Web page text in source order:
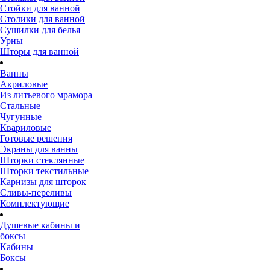
Стойки для ванной
Столики для ванной
Сушилки для белья
Урны
Шторы для ванной
Ванны
Акриловые
Из литьевого мрамора
Стальные
Чугунные
Квариловые
Готовые решения
Экраны для ванны
Шторки стеклянные
Шторки текстильные
Карнизы для шторок
Сливы-переливы
Комплектующие
Душевые кабины и
боксы
Кабины
Боксы